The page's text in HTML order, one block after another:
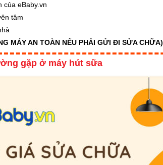
của eBaby.vn
tâm
MÁY AN TOÀN NẾU PHẢI GỬI ĐI SỬA CHỮA)
gặp ở máy hút sữa